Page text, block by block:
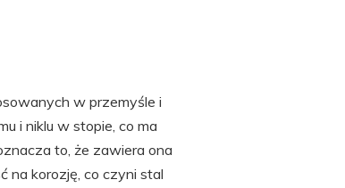
w przemyśle i
i niklu w stopie, co ma
to, że zawiera ona
na korozję, co czyni stal